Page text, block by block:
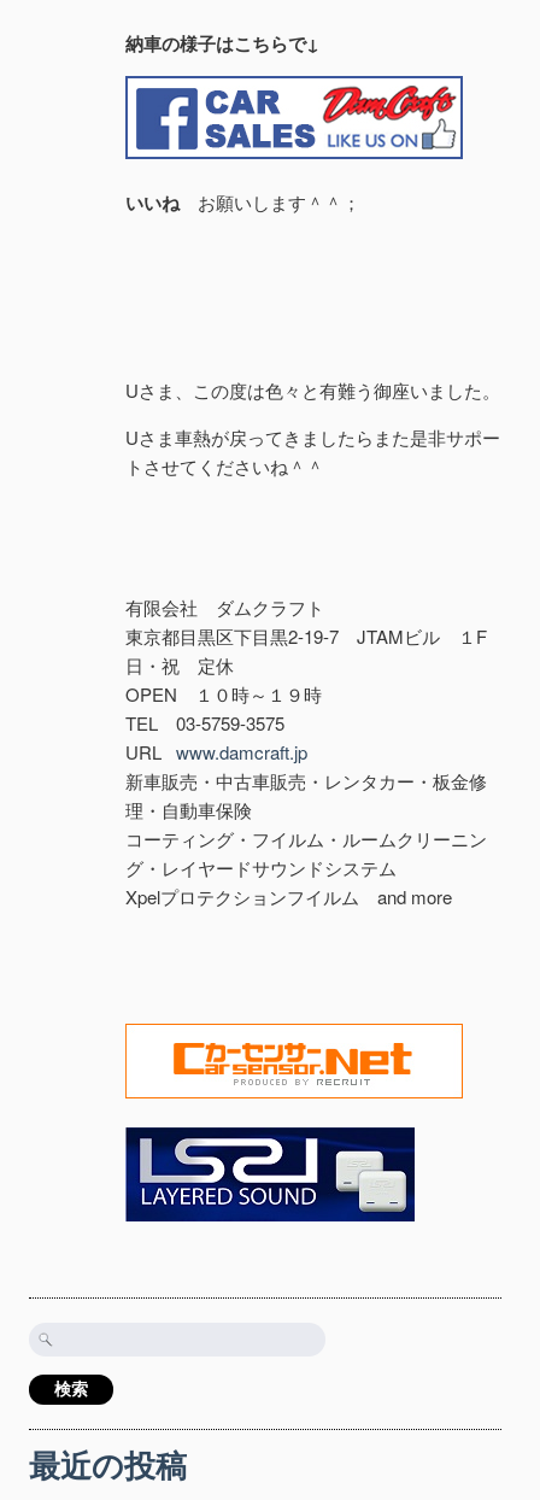
納車の様子はこちらで↓
いいね お願いします＾＾；
Uさま、この度は色々と有難う御座いました。
Uさま車熱が戻ってきましたらまた是非サポー
トさせてくださいね＾＾
有限会社 ダムクラフト
東京都目黒区下目黒2-19-7 JTAMビル １F
日・祝 定休
OPEN １０時～１９時
TEL 03-5759-3575
URL www.damcraft.jp
新車販売・中古車販売・レンタカー・板金修
理・自動車保険
コーティング・フイルム・ルームクリーニン
グ・レイヤードサウンドシステム
Xpelプロテクションフイルム and more
検
最近の投稿